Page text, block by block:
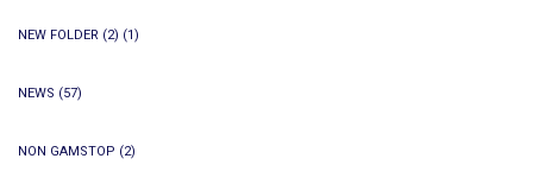
NEW FOLDER (2) (1)
NEWS (57)
NON GAMSTOP (2)